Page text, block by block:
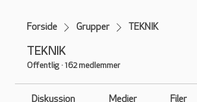
Forside Grupper TEKNIK
TEKNIK
Offentlig · 162 medlemmer
Diskussion Medier Filer